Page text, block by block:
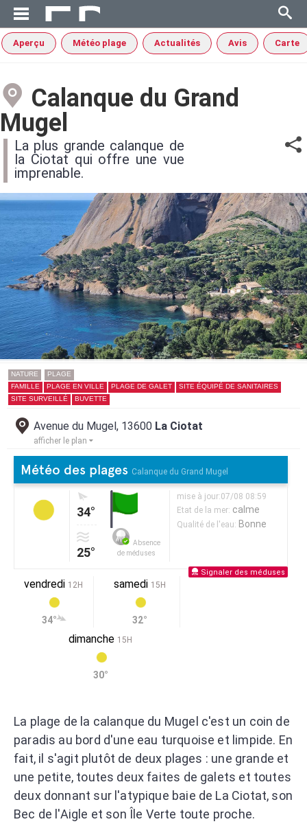
Aperçu Météo plage Actualités Avis Carte
Calanque du Grand
Mugel
La plus grande calanque de
la Ciotat qui offre une vue
imprenable.
NATURE
PLAGE
FAMILLE
PLAGE EN VILLE PLAGE DE GALET
SITE ÉQUIPÉ DE SANITAIRES
SITE SURVEILLÉ
BUVETTE
Avenue du Mugel, 13600 La Ciotat
afficher le plan
Météo des plages Calanque du Grand Mugel
34°
25°
Absence
de méduses
mise à jour:07/08 08:59
Etat de la mer: calme
Qualité de l'eau: Bonne
Signaler des méduses
vendredi 12H
34°
samedi 15H
32°
dimanche 15H
30°
La plage de la calanque du Mugel c'est un coin de
paradis au bord d'une eau turquoise et limpide. En
fait, il s'agit plutôt de deux plages : une grande et
une petite, toutes deux faites de galets et toutes
deux donnant sur l'atypique baie de La Ciotat, son
Bec de l'Aigle et son Île Verte toute proche.